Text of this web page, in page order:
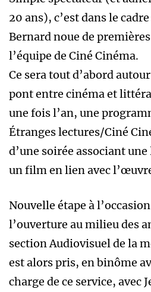
20 ans), c’est dans le
Bernard noue de
l’équipe de Ciné Cinéma.
Ce sera tout d’abord
pont entre cinéma et
une fois l’an, une
Étranges lectures/Ciné
d’une soirée associant
un film en lien avec
Nouvelle étape à
l’ouverture au milieu des
section Audiovisuel de la
est alors pris, en binôme
charge de ce service,